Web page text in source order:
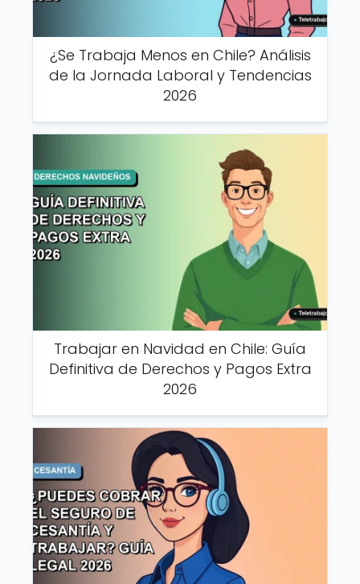
¿Se Trabaja Menos en Chile? Análisis
de la Jornada Laboral y Tendencias
2026
Trabajar en Navidad en Chile: Guía
Definitiva de Derechos y Pagos Extra
2026